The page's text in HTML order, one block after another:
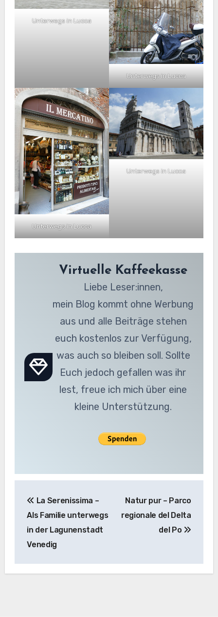
Unterwegs in Lucca
Unterwegs in Lucca
Unterwegs in Lucca
Unterwegs in Lucca
Virtuelle Kaffeekasse
Liebe Leser:innen,
mein Blog kommt ohne Werbung
aus und alle Beiträge stehen
euch kostenlos zur Verfügung,
was auch so bleiben soll. Sollte
Euch jedoch gefallen was ihr
lest, freue ich mich über eine
kleine Unterstützung.
La Serenissima –
Als Familie unterwegs
in der Lagunenstadt
Venedig
Natur pur – Parco
regionale del Delta
del Po